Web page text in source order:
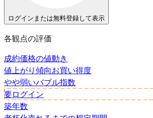
ログインまたは無料登録して表示
各観点の評価
成約価格の値動き
値上がり傾向お買い得度
やや弱いバブル指数
要ログイン
築年数